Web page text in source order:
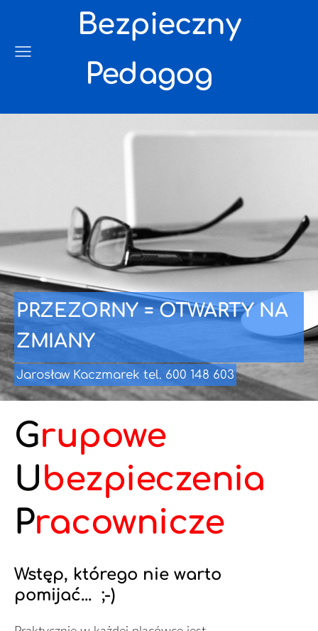
Bezpieczny
Pedagog
PRZEZORNY = OTWARTY NA
ZMIANY
Jarosław Kaczmarek tel. 600 148 603
Grupowe
Ubezpieczenia
Pracownicze
Wstęp, którego nie warto
pomijać... ;-)